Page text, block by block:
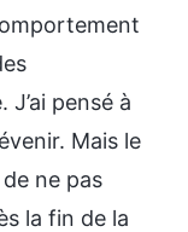
pensé à
Mais le
ne pas
la fin de la